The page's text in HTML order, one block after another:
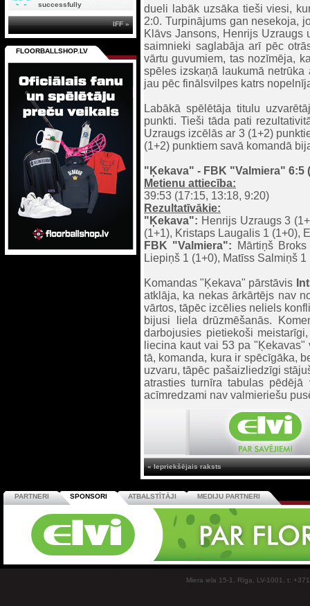
dueli labāk uzsāka tieši viesi,
2:0. Turpinājums gan nesekoja,
Klāvs Jansons, Henrijs Uzraugs
saimnieki saglabāja arī pēc
vārtu guvumiem, tas nozīmēja,
spēles izskaņā laukumā
jau pēc finālsvilpes katrs
Labākā spēlētāja titulu
punkti. Tieši tāda pati
Uzraugs izcēlās ar 3 (1+2)
(1+2) punktiem savā komandā
"Ķekava" - FBK "Valmiera" 6:5
Metienu attiecība:
39:53 (17:15, 13:18, 9:20)
Rezultatīvākie:
"Ķekava": Henrijs Uzraugs 3
(1+1), Kristaps Laugalis 1 (1+0),
FBK "Valmiera": Mārtiņš
Liepiņš 1 (1+0), Matīss Salmiņš
Komandas "Ķekava" pārstāvis
atklāja, ka nekas ārkārtējs nav
vārtos, tāpēc izcēlies neliels
bijusi liela drūzmēšanās.
darbojusies pietiekoši
liecina kaut vai 53 pa
tā, komanda, kura ir spēcīgāka,
uzvaru, tāpēc pašaizliedzīgi
atrasties turnīra tabulas
acīmredzami nav valmieriešu
« Iepriekšējais raksts
successfully
IFF »
FLOORBALLSHOP.LV
PARTNERI SPONSORI ATBALSTĪTĀJI MEDIJU PARTNERI
Miera iela 15-1, Rīga, LV-1001, t: